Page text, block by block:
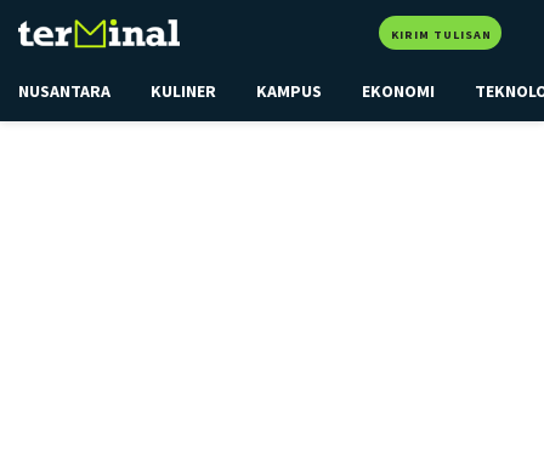
KIRIM TULISAN
NUSANTARA KULINER KAMPUS EKONOMI